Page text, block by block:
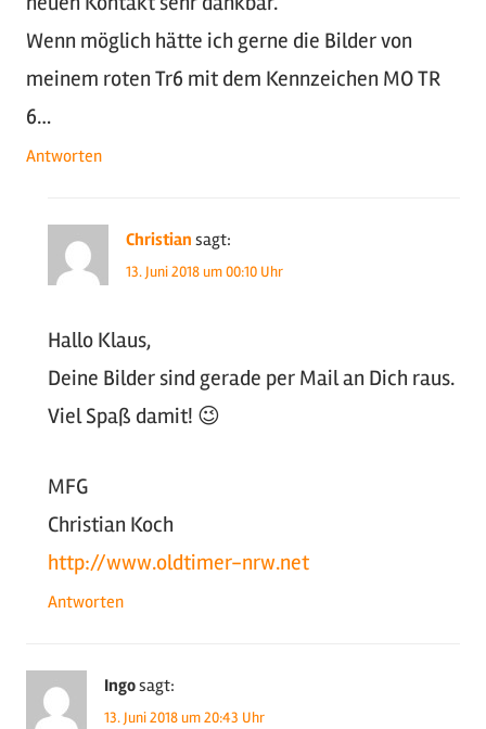
Wenn möglich hätte ich gerne die Bilder von
meinem roten Tr6 mit dem Kennzeichen MO TR
6…
Antworten
Christian sagt:
13. Juni 2018 um 00:10 Uhr
Hallo Klaus,
Deine Bilder sind gerade per Mail an Dich raus.
Viel Spaß damit! 😉
MFG
Christian Koch
http://www.oldtimer-nrw.net
Antworten
Ingosagt:
13. Juni 2018 um 20:43 Uhr